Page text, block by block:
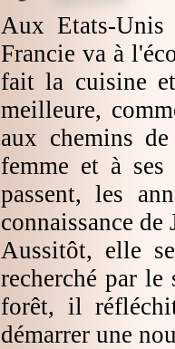
Aux Etats-
Francie va à
fait la cuisine
meilleure,
aux chemins
femme et à
passent, les
connaissance
Aussitôt, elle
recherché par
forêt, il
démarrer une